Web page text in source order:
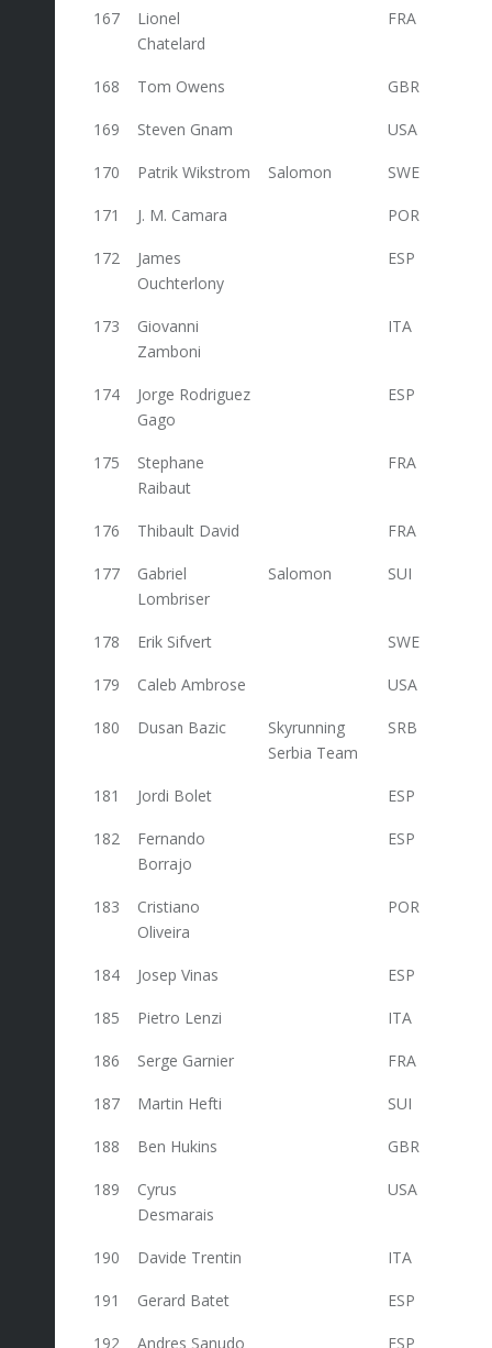
167
Lionel
Chatelard
FRA
168 Tom Owens GBR
169 Steven Gnam USA
170 Patrik Wikstrom Salomon SWE
171 J. M. Camara POR
172
James
Ouchterlony
ESP
173
Giovanni
Zamboni
ITA
174
Jorge Rodriguez
Gago
ESP
175
Stephane
Raibaut
FRA
176 Thibault David FRA
177
Gabriel
Lombriser
Salomon SUI
178 Erik Sifvert SWE
179 Caleb Ambrose USA
180 Dusan Bazic
Skyrunning
Serbia Team
SRB
181 Jordi Bolet ESP
182
Fernando
Borrajo
ESP
183
Cristiano
Oliveira
POR
184 Josep Vinas ESP
185 Pietro Lenzi ITA
186 Serge Garnier FRA
187 Martin Hefti SUI
188 Ben Hukins GBR
189
Cyrus
Desmarais
USA
190 Davide Trentin ITA
191 Gerard Batet ESP
192 Andres Sanudo ESP